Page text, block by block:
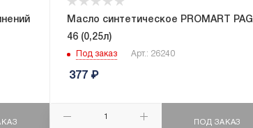
Масло синтетическое PROMART PAG
46 (0,25л)
Под заказ Арт.: 26240
377 ₽
ПОД ЗАКАЗ